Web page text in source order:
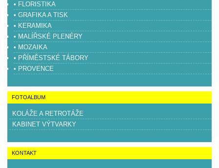
• FLORISTIKA
• GRAFIKA A TISK
• KERAMIKA
• MALÍŘSKÉ PLENÉRY
• MOZAIKA
• PŘÍMĚSTSKÉ TÁBORY
• PROVENCE
FOTOALBUM
KOLÁŽE A RETROTÁŽE
KABINET VÝTVARKY
KONTAKT